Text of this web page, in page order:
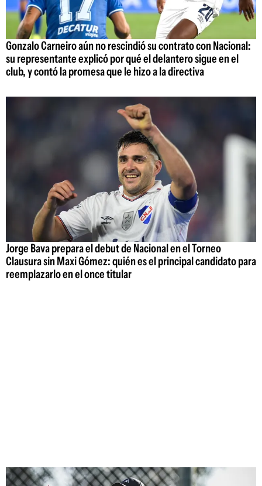
Gonzalo Carneiro aún no rescindió su contrato con Nacional:
su representante explicó por qué el delantero sigue en el
club, y contó la promesa que le hizo a la directiva
Jorge Bava prepara el debut de Nacional en el Torneo
Clausura sin Maxi Gómez: quién es el principal candidato para
reemplazarlo en el once titular